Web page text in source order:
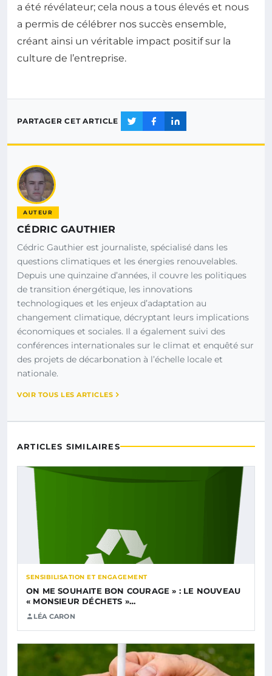
a été révélateur; cela nous a tous élevés et nous
a permis de célébrer nos succès ensemble,
créant ainsi un véritable impact positif sur la
culture de l’entreprise.
PARTAGER CET ARTICLE
AUTEUR
CÉDRIC GAUTHIER
Cédric Gauthier est journaliste, spécialisé dans les
questions climatiques et les énergies renouvelables.
Depuis une quinzaine d’années, il couvre les politiques
de transition énergétique, les innovations
technologiques et les enjeux d’adaptation au
changement climatique, décryptant leurs implications
économiques et sociales. Il a également suivi des
conférences internationales sur le climat et enquêté sur
des projets de décarbonation à l’échelle locale et
nationale.
VOIR TOUS LES ARTICLES
ARTICLES SIMILAIRES
SENSIBILISATION ET ENGAGEMENT
ON ME SOUHAITE BON COURAGE » : LE NOUVEAU
« MONSIEUR DÉCHETS »…
LÉA CARON